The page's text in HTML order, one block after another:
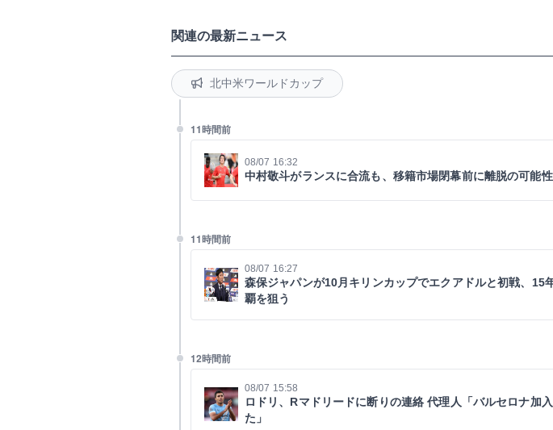
関連の最新ニュース
北中米ワールドカップ
11時間前
08/07 16:32
中村敬斗がランスに合流も、移籍市場閉幕前に離脱の可能性
11時間前
08/07 16:27
森保ジャパンが10月キリンカップでエクアドルと初戦、15
覇を狙う
12時間前
08/07 15:58
ロドリ、Rマドリードに断りの連絡 代理人「バルセロナ加入
た」